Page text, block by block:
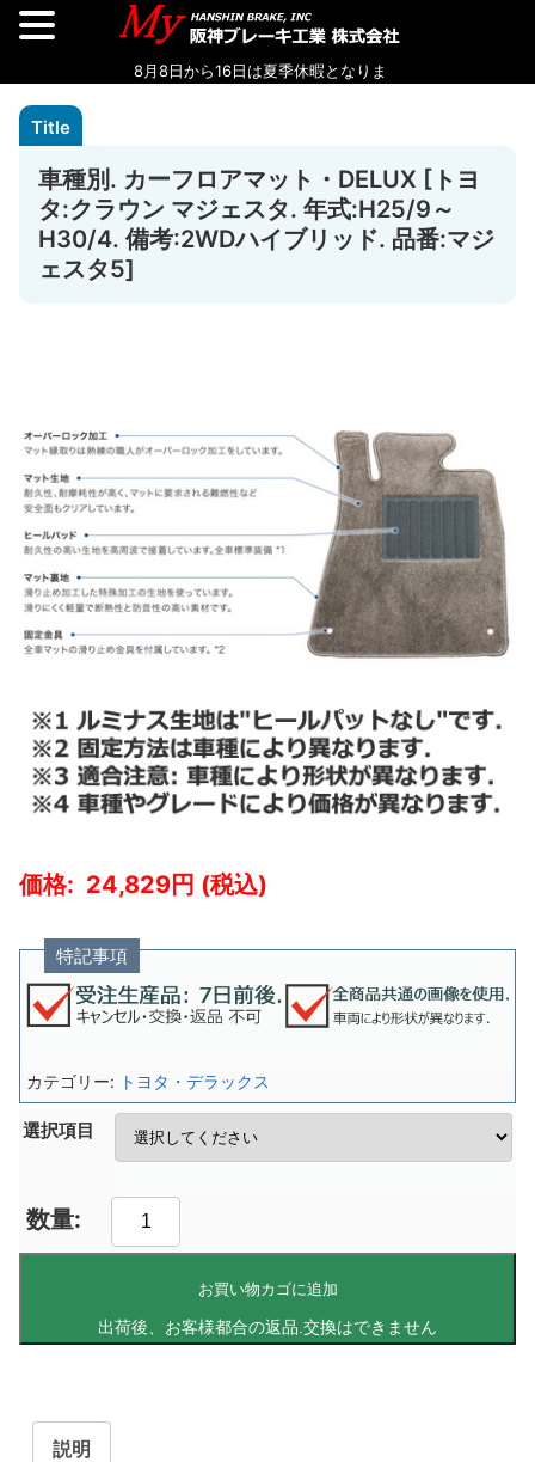
車種別. カーフロアマット・DELUX [トヨ
タ:クラウン マジェスタ. 年式:H25/9～
H30/4. 備考:2WDハイブリッド. 品番:マジ
ェスタ5]
24,829
特記事項
選択項目
お買い物カゴに追加
カテゴリー: トヨタ・デラックス
説明